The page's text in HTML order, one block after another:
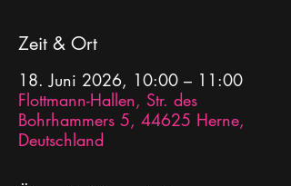
Zeit & Ort
18. Juni 2026, 10:00 – 11:00
Flottmann-Hallen, Str. des
Bohrhammers 5, 44625 Herne,
Deutschland